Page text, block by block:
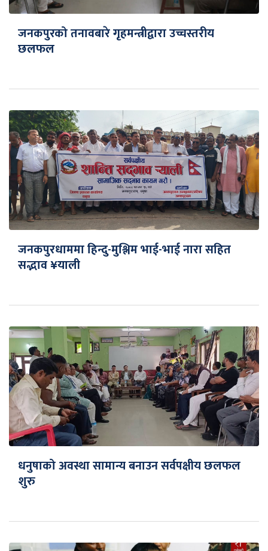
जनकपुरको तनावबारे गृहमन्त्रीद्वारा उच्चस्तरीय
छलफल
जनकपुरधाममा हिन्दु-मुश्लिम भाई-भाई नारा सहित
सद्भाव ¥याली
धनुषाको अवस्था सामान्य बनाउन सर्वपक्षीय छलफल
शुरु